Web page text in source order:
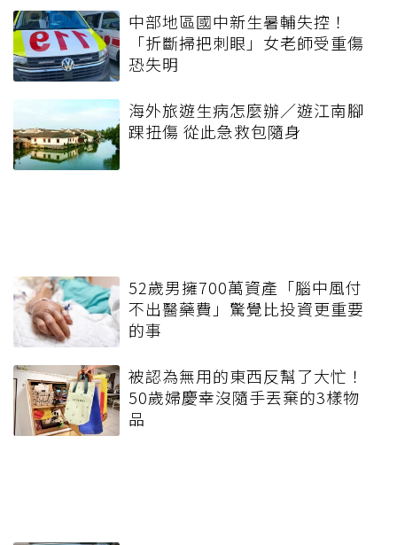
中部地區國中新生暑輔失控！
「折斷掃把刺眼」女老師受重傷
恐失明
海外旅遊生病怎麼辦／遊江南腳
踝扭傷 從此急救包隨身
52歲男擁700萬資產「腦中風付
不出醫藥費」驚覺比投資更重要
的事
被認為無用的東西反幫了大忙！
50歲婦慶幸沒隨手丟棄的3樣物
品